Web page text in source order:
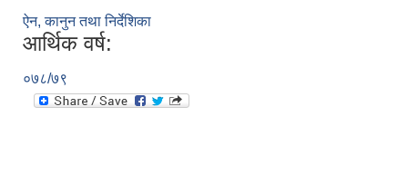
ऐन, कानुन तथा निर्देशिका
आर्थिक वर्ष:
०७८/७९